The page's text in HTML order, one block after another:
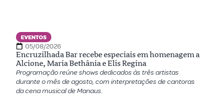
EVENTOS
05/08/2026
Encruzilhada Bar recebe especiais em homenagem a
Alcione, Maria Bethânia e Elis Regina
Programação reúne shows dedicados às três artistas
durante o mês de agosto, com interpretações de cantoras
da cena musical de Manaus.